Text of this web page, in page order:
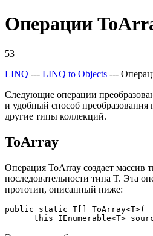
Операции
53
LINQ --- LINQ to Objects ---
Следующие операции
и удобный способ преобразования
другие типы коллекций.
ToArray
Операция ToArray создает массив
последовательности типа T. Эта
прототип, описанный ниже:
public static Т[] ToArray<T>(
this IEnumerable<T>